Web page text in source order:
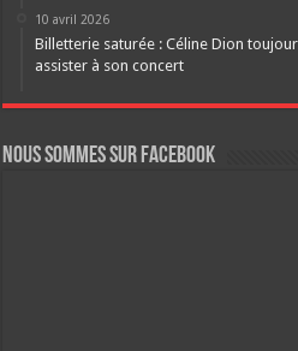
10 avril 2026
Billetterie saturée : Céline Dion
assister à son concert
Nous sommes sur FaceBook